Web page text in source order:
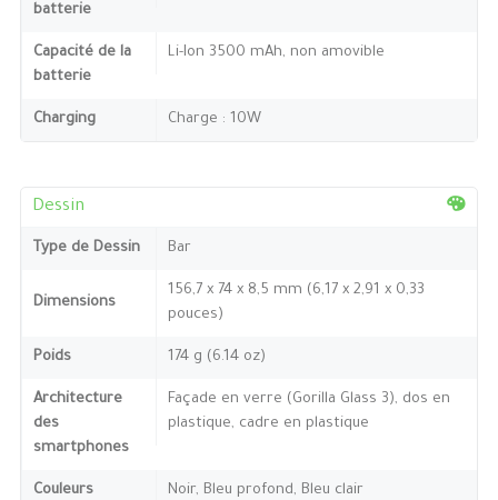
batterie
Capacité de la
batterie
Li-Ion 3500 mAh, non amovible
Charging Charge : 10W
Dessin
Type de Dessin Bar
Dimensions
156,7 x 74 x 8,5 mm (6,17 x 2,91 x 0,33
pouces)
Poids 174 g (6.14 oz)
Architecture
des
smartphones
Façade en verre (Gorilla Glass 3), dos en
plastique, cadre en plastique
Couleurs
Noir, Bleu profond, Bleu clair